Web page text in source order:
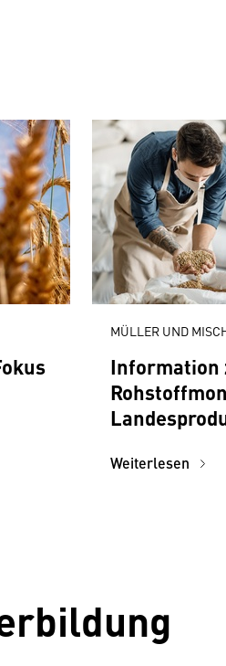
MÜLLER UND
Information
Weiterlesen